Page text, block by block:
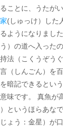
ことに、うたが
(しゅっけ）した
ようになりまし
）の道へ入ったの
法（こくうぞう
（しんごん）を
暗記できるとい
味です。 真魚が
というほらあな
ょう：金星）が